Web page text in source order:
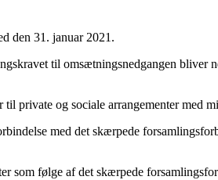
den 31. januar 2021.
til omsætningsnedgangen
private og sociale arrangementer med
med det skærpede
som følge af det skærpede